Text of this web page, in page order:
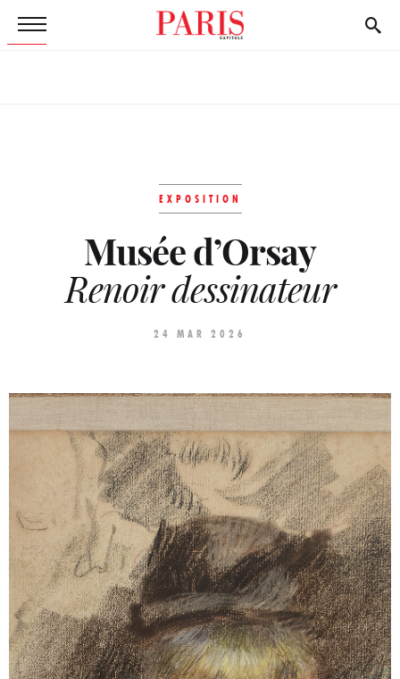
EXPOSITION
Musée d’Orsay
Renoir dessinateur
24 MAR 2026